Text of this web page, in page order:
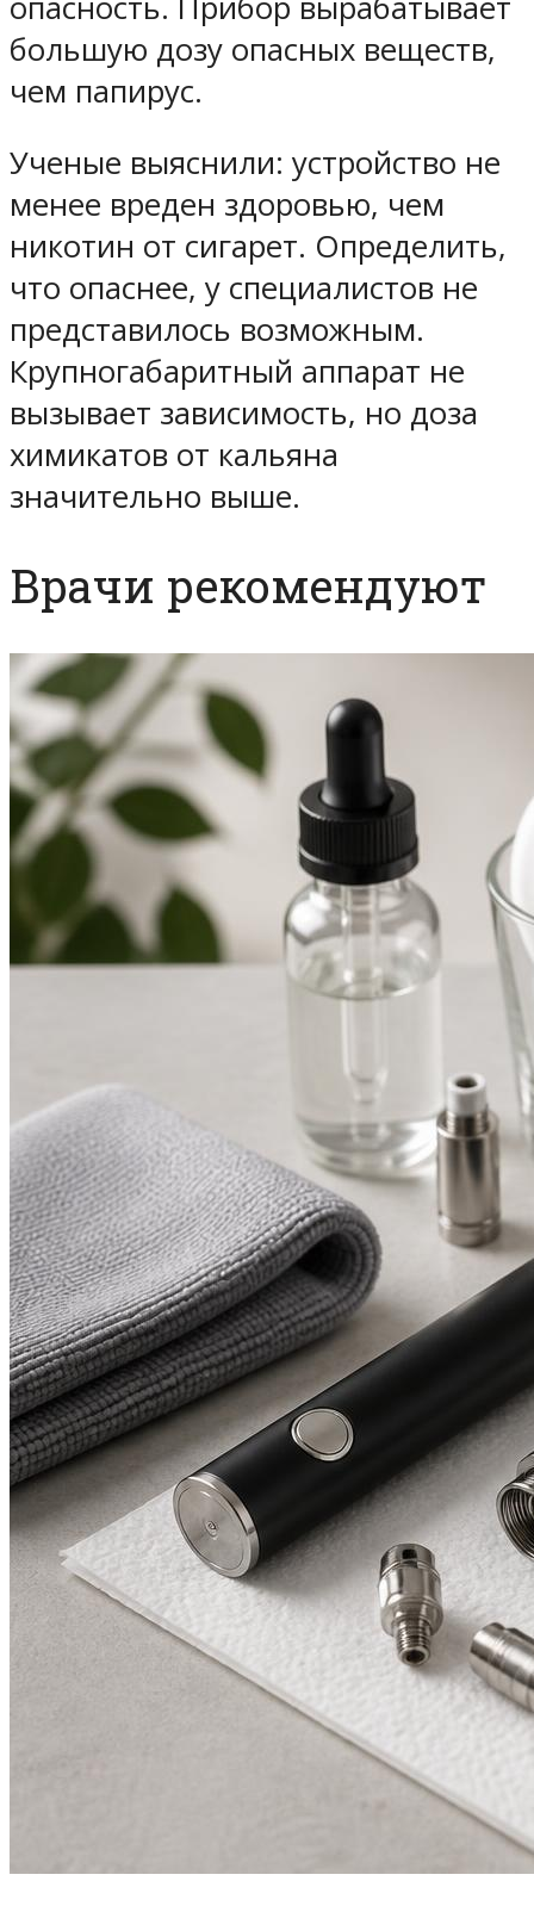
большую дозу опасных веществ,
чем папирус.
Ученые выяснили: устройство не
менее вреден здоровью, чем
никотин от сигарет. Определить,
что опаснее, у специалистов не
представилось возможным.
Крупногабаритный аппарат не
вызывает зависимость, но доза
химикатов от кальяна
значительно выше.
Врачи рекомендуют